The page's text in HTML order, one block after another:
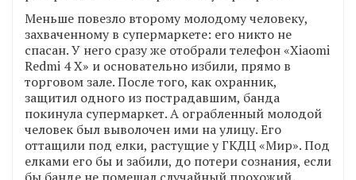
Меньше повезло второму молодому человеку,
захваченному в супермаркете: его никто не
спасан. У него сразу же отобрали телефон «Xiaomi
Redmi 4 X» и основательно избили, прямо в
торговом зале. После того, как охранник,
защитил одного из пострадавшим, банда
покинула супермаркет. А ограбленный молодой
человек был выволочен ими на улицу. Его
оттащили под елки, растущие у ГКДЦ «Мир». Под
елками его бы и забили, до потери сознания, если